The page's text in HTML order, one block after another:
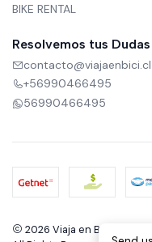
BIKE RENTAL
Resolvemos tus Dudas
contacto@viajaenbici.cl
+56990466495
56990466495
2026 Viaja en Bici.